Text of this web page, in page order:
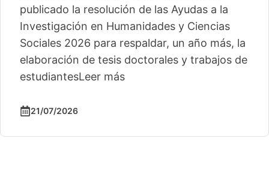
publicado la resolución de las Ayudas a la
Investigación en Humanidades y Ciencias
Sociales 2026 para respaldar, un año más, la
elaboración de tesis doctorales y trabajos de
estudiantesLeer más
21/07/2026